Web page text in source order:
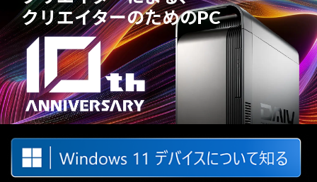
クリエイターのためのPC